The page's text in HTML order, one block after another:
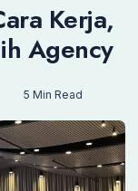
Kerja,
Agency
5 Min Read